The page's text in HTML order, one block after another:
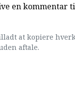
en kommentar
at kopiere
aftale.